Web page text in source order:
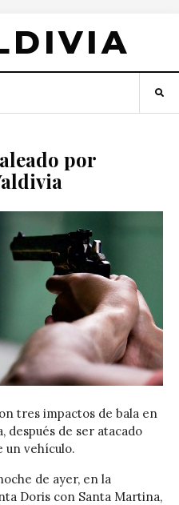
por
tres impactos de bala en
después de ser atacado
un vehículo.
de ayer, en la
Doris con Santa Martina,